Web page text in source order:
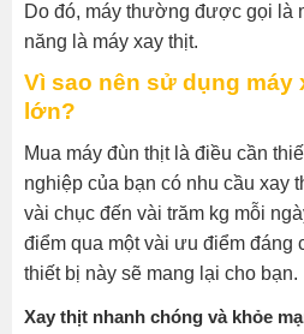
Do đó, máy thường được gọi là
năng là máy xay thịt.
Vì sao nên sử dụng máy
lớn?
Mua máy đùn thịt là điều cần
nghiệp của bạn có nhu cầu xay
vài chục đến vài trăm kg mỗi
điểm qua một vài ưu điểm đáng
thiết bị này sẽ mang lại cho bạn.
Xay thịt nhanh chóng và khỏe